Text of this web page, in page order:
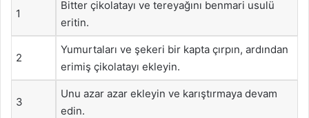
1
Bitter çikolatayı ve tereyağını benmari usulü
eritin.
2
Yumurtaları ve şekeri bir kapta çırpın, ardından
erimiş çikolatayı ekleyin.
3
Unu azar azar ekleyin ve karıştırmaya devam
edin.